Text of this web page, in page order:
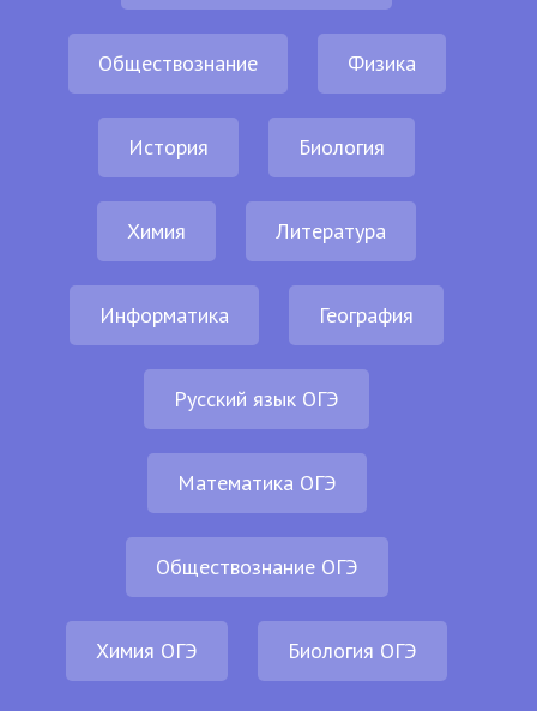
Обществознание Физика
История Биология
Химия Литература
Информатика География
Русский язык ОГЭ
Математика ОГЭ
Обществознание ОГЭ
Химия ОГЭ Биология ОГЭ